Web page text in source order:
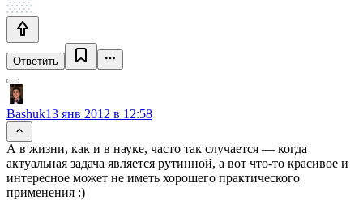
Ответить
Bashuk13 янв 2012 в 12:58
А в жизни, как и в науке, часто так случается — когда
актуальная задача является рутинной, а вот что-то красивое и
интересное может не иметь хорошего практического
применения :)